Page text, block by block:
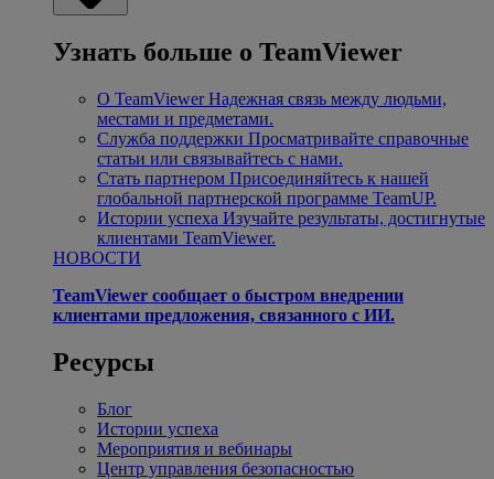
Узнать больше о TeamViewer
О TeamViewer Надежная связь между людьми,
местами и предметами.
Служба поддержки Просматривайте справочные
статьи или связывайтесь с нами.
Стать партнером Присоединяйтесь к нашей
глобальной партнерской программе TeamUP.
Истории успеха Изучайте результаты, достигнутые
клиентами TeamViewer.
НОВОСТИ
TeamViewer сообщает о быстром внедрении
клиентами предложения, связанного с ИИ.
Ресурсы
Блог
Истории успеха
Мероприятия и вебинары
Центр управления безопасностью